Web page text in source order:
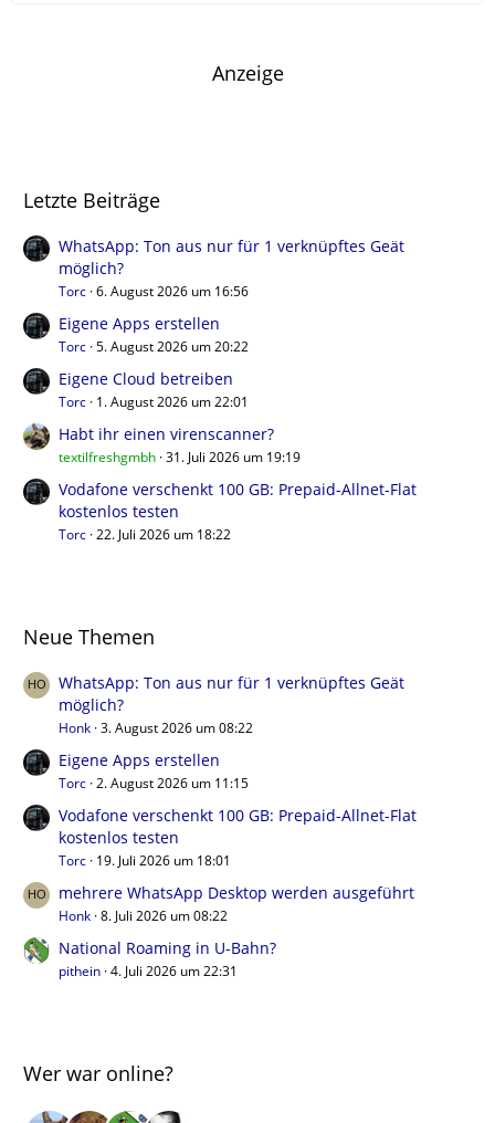
Anzeige
Letzte Beiträge
WhatsApp: Ton aus nur für 1 verknüpftes Geät
möglich?
Torc 6. August 2026 um 16:56
Eigene Apps erstellen
Torc 5. August 2026 um 20:22
Eigene Cloud betreiben
Torc 1. August 2026 um 22:01
Habt ihr einen virenscanner?
textilfreshgmbh 31. Juli 2026 um 19:19
Vodafone verschenkt 100 GB: Prepaid-Allnet-Flat
kostenlos testen
Torc 22. Juli 2026 um 18:22
Neue Themen
WhatsApp: Ton aus nur für 1 verknüpftes Geät
möglich?
Honk 3. August 2026 um 08:22
Eigene Apps erstellen
Torc 2. August 2026 um 11:15
Vodafone verschenkt 100 GB: Prepaid-Allnet-Flat
kostenlos testen
Torc 19. Juli 2026 um 18:01
mehrere WhatsApp Desktop werden ausgeführt
Honk 8. Juli 2026 um 08:22
National Roaming in U-Bahn?
pithein 4. Juli 2026 um 22:31
Wer war online?